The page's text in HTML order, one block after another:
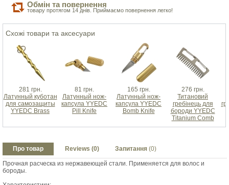
Обмін та повернення
товару протягом 14 днів. Приймаємо повернення легко!
Схожі товари та аксесуари
281 грн.
Латунный куботан
для самозащиты
YYEDC Brass
81 грн.
Латунный нож-
капсула YYEDC
Pill Knife
165 грн.
Латунный нож-
капсула YYEDC
Bomb Knife
276 грн.
Титановий
гребінець для
бороди YYEDC
Titanium Comb
Про товар Reviews (0) Запитання (0)
Прочная расческа из нержавеющей стали. Применяется для волос и
бороды.